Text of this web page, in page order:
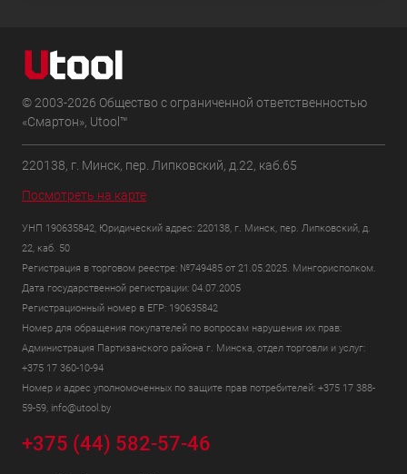
© 2003-2026 Общество с ограниченной ответственностью
«Смартон», Utool™
220138, г. Минск, пер. Липковский, д.22, каб.65
Посмотреть на карте
УНП 190635842, Юридический адрес: 220138, г. Минск, пер. Липковский, д.
22, каб. 50
Регистрация в торговом реестре: №749485 от 21.05.2025. Мингорисполком.
Дата государственной регистрации: 04.07.2005
Регистрационный номер в ЕГР: 190635842
Номер для обращения покупателей по вопросам нарушения их прав:
Администрация Партизанского района г. Минска, отдел торговли и услуг:
+375 17 360-10-94
Номер и адрес уполномоченных по защите прав потребителей: +375 17 388-
59-59, info@utool.by
+375 (44) 582-57-46